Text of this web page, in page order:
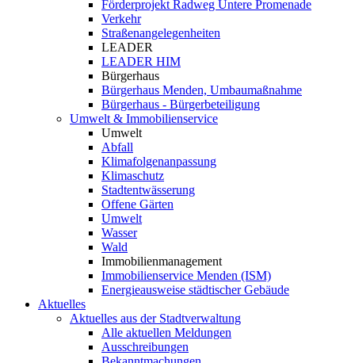
Förderprojekt Radweg Untere Promenade
Verkehr
Straßenangelegenheiten
LEADER
LEADER HIM
Bürgerhaus
Bürgerhaus Menden, Umbaumaßnahme
Bürgerhaus - Bürgerbeteiligung
Umwelt & Immobilienservice
Umwelt
Abfall
Klimafolgenanpassung
Klimaschutz
Stadtentwässerung
Offene Gärten
Umwelt
Wasser
Wald
Immobilienmanagement
Immobilienservice Menden (ISM)
Energieausweise städtischer Gebäude
Aktuelles
Aktuelles aus der Stadtverwaltung
Alle aktuellen Meldungen
Ausschreibungen